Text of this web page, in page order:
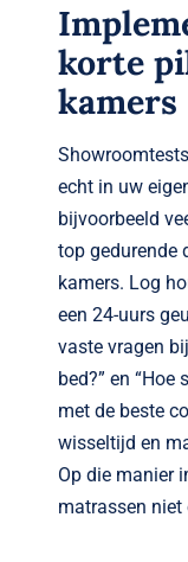
korte
kamers
echt in uw
bijvoorbeeld
top gedurende
kamers. Log
een 24-uurs
vaste vragen
bed?” en
met de beste
wisseltijd en
Op die manier
matrassen niet